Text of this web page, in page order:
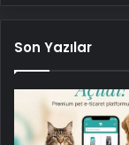
Son Yazılar